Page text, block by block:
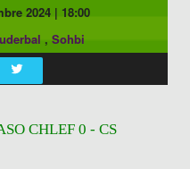
2024 | 18:00
, Sohbi
CHLEF 0 - CS